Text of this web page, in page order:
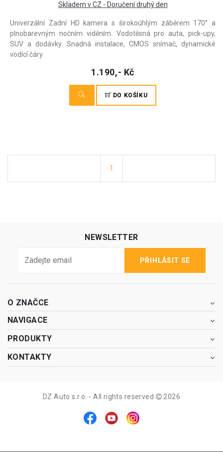
Skladem v CZ - Doručení druhý den
Univerzální Zadní HD kamera s širokoúhlým záběrem 170° a
plnobarevným nočním viděním. Vodotěsná pro auta, pick-upy,
SUV a dodávky. Snadná instalace, CMOS snímač, dynamické
vodící čáry.
1.190,- Kč
DO KOŠÍKU
1
NEWSLETTER
PŘIHLÁSIT SE
O ZNAČCE
NAVIGACE
PRODUKTY
KONTAKTY
DZ Auto s.r.o. - All rights reserved 2026